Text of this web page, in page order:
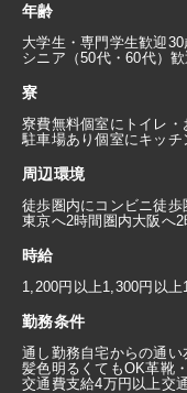
年齢
大学生・専門学生歓迎
シニア（50代・60代）歓
寮
寮費無料個室にトイレ・
駐車場あり個室にキッチ
周辺環境
徒歩圏内にコンビニ徒歩
東京へ2時間圏内大阪へ
時給
1,200円以上1,300円以上
勤務条件
通し勤務自宅からの通い
髪色明るくてもOK革靴
交通費支給4万円以上交